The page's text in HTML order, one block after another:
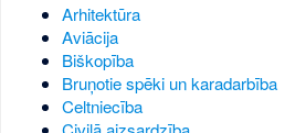
Arhitektūra
Aviācija
Biškopība
Bruņotie spēki un karadarbība
Celtniecība